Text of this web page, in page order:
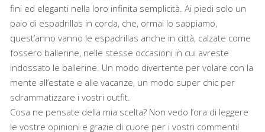
fini ed eleganti nella loro infinita semplicità. Ai piedi solo un
paio di espadrillas in corda, che, ormai lo sappiamo,
quest’anno vanno le espadrillas anche in città, calzate come
fossero ballerine, nelle stesse occasioni in cui avreste
indossato le ballerine. Un modo divertente per volare con la
mente all’estate e alle vacanze, un modo super chic per
sdrammatizzare i vostri outfit.
Cosa ne pensate della mia scelta? Non vedo l’ora di leggere
le vostre opinioni e grazie di cuore per i vostri commenti!